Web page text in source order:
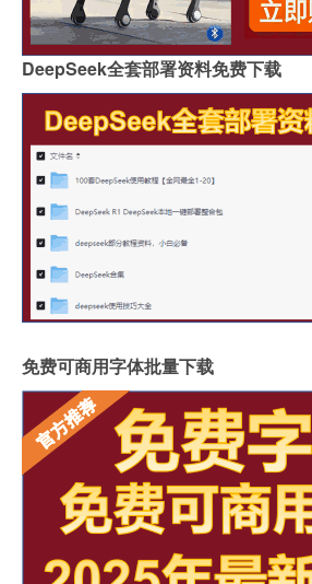
DeepSeek全套部署资料免费下载
免费可商用字体批量下载